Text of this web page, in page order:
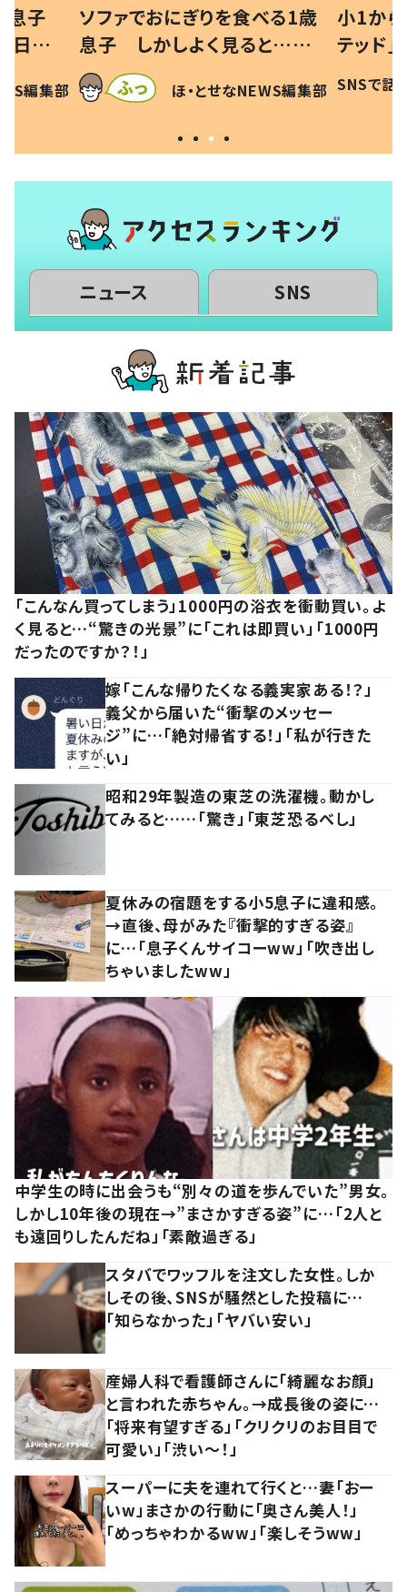
1歳
…母
現行
編集部
小1から不登校、息子は「ギフ
テッド」だった 父が“ウチ給
食”を作り続ける理由とは #令
和の親 #令和の子
SNSで話題 ほ・とせなNEWS編集部
ひ孫に
が、抱
に「涙
方ない」
ニュース SNS
「こんなん買ってしまう」1000円の浴衣を衝動買い。よ
く見ると…“驚きの光景”に「これは即買い」「1000円
だったのですか？！」
嫁「こんな帰りたくなる義実家ある！？」
義父から届いた“衝撃のメッセー
ジ”に…「絶対帰省する！」「私が行きた
い」
昭和29年製造の東芝の洗濯機。動かし
てみると……「驚き」「東芝恐るべし」
夏休みの宿題をする小5息子に違和感。
→直後、母がみた『衝撃的すぎる姿』
に…「息子くんサイコーww」「吹き出し
ちゃいましたww」
中学生の時に出会うも“別々の道を歩んでいた”男女。
しかし10年後の現在→”まさかすぎる姿”に…「2人と
も遠回りしたんだね」「素敵過ぎる」
スタバでワッフルを注文した女性。しか
しその後、SNSが騒然とした投稿に…
「知らなかった」「ヤバい安い」
産婦人科で看護師さんに「綺麗なお顔」
と言われた赤ちゃん。→成長後の姿に…
「将来有望すぎる」「クリクリのお目目で
可愛い」「渋い～！」
スーパーに夫を連れて行くと…妻「おー
いw」まさかの行動に「奥さん美人！」
「めっちゃわかるww」「楽しそうww」